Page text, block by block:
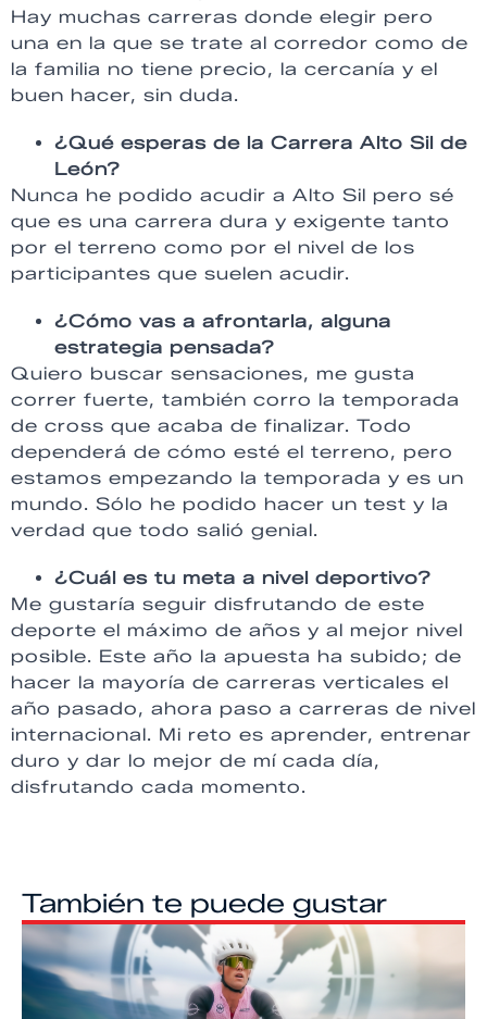
Hay muchas carreras donde elegir pero
una en la que se trate al corredor como de
la familia no tiene precio, la cercanía y el
buen hacer, sin duda.
¿Qué esperas de la Carrera Alto Sil de
León?
Nunca he podido acudir a Alto Sil pero sé
que es una carrera dura y exigente tanto
por el terreno como por el nivel de los
participantes que suelen acudir.
¿Cómo vas a afrontarla, alguna
estrategia pensada?
Quiero buscar sensaciones, me gusta
correr fuerte, también corro la temporada
de cross que acaba de finalizar. Todo
dependerá de cómo esté el terreno, pero
estamos empezando la temporada y es un
mundo. Sólo he podido hacer un test y la
verdad que todo salió genial.
¿Cuál es tu meta a nivel deportivo?
Me gustaría seguir disfrutando de este
deporte el máximo de años y al mejor nivel
posible. Este año la apuesta ha subido; de
hacer la mayoría de carreras verticales el
año pasado, ahora paso a carreras de nivel
internacional. Mi reto es aprender, entrenar
duro y dar lo mejor de mí cada día,
disfrutando cada momento.
También te puede gustar